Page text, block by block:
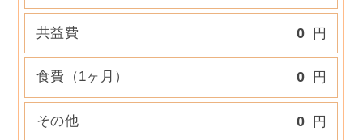
共益費 0 円
食費（1ヶ月） 0 円
その他 0 円